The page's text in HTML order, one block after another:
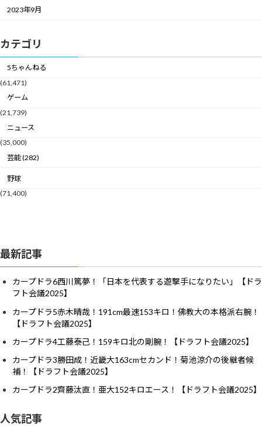
2023年9月
カテゴリ
5ちゃんねる
(61,471)
ゲーム
(21,739)
ニュース
(35,000)
芸能 (282)
野球
(71,400)
最新記事
カープドラ6西川篤夢！「日本を代表する遊撃手になりたい」【ドラ
フト会議2025】
カープドラ5赤木晴哉！191cm最速153キロ！佛教大の本格派右腕！
【ドラフト会議2025】
カープドラ4工藤泰己！159キロ北の剛腕！【ドラフト会議2025】
カープドラ3勝田成！近畿大163cmセカンド！菊池涼介の後継者候
補！【ドラフト会議2025】
カープドラ2齊藤汰直！亜大152キロエース！【ドラフト会議2025】
人気記事